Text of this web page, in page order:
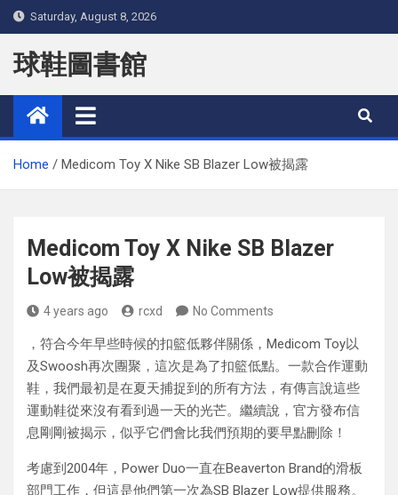
Skip
to
content
Saturday, August 8, 2026
球鞋圖書館
Home Medicom Toy X Nike SB Blazer Low被揭露
Medicom Toy X Nike SB Blazer
Low被揭露
4 years ago rcxd No Comments
，符合今年早些時候的扣籃低夥伴關係，Medicom Toy以
及Swoosh再次團聚，這次是為了扣籃低點。一款合作運動
鞋，我們最初是在夏天捕捉到的所有方法，有傳言說這些
運動鞋從來沒有看到過一天的光芒。繼續說，官方發布信
息剛剛被揭示，似乎它們會比我們預期的要早點刪除！
考慮到2004年，Power Duo一直在Beaverton Brand的滑板
部門工作，但這是他們第一次為SB Blazer Low提供服務。